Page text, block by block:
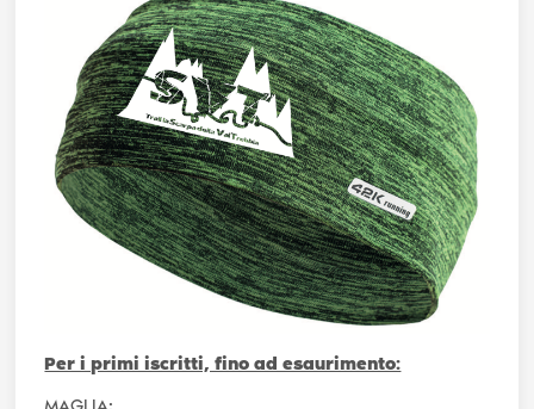
Per i primi iscritti, fino ad esaurimento: